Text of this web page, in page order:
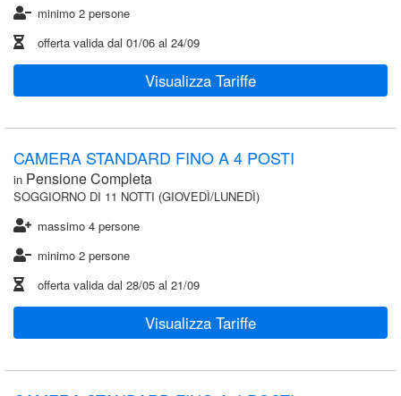
minimo 2 persone
offerta valida dal 01/06 al 24/09
Visualizza Tariffe
CAMERA STANDARD FINO A 4 POSTI
in Pensione Completa
SOGGIORNO DI 11 NOTTI (GIOVEDÌ/LUNEDÌ)
massimo 4 persone
minimo 2 persone
offerta valida dal 28/05 al 21/09
Visualizza Tariffe